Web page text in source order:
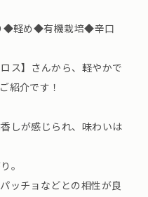
◆軽め◆有機栽培◆辛口
ス】さんから、軽やかで
紹介です！
しが感じられ、味わいは
。
ッチョなどとの相性が良